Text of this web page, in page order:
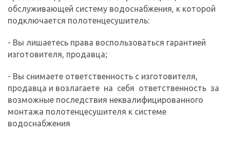
обслуживающей систему водоснабжения, к которой
подключается полотенцесушитель:
- Вы лишаетесь права воспользоваться гарантией
изготовителя, продавца;
- Вы снимаете ответственность с изготовителя,
продавца и возлагаете на себя ответственность за
возможные последствия неквалифицированного
монтажа полотенцесушителя к системе
водоснабжения